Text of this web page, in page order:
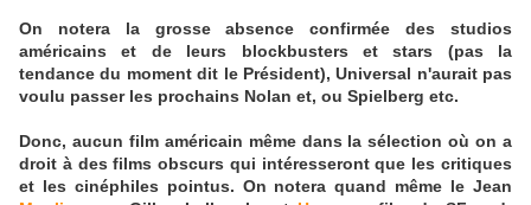
On notera la grosse absence confirmée des studios
américains et de leurs blockbusters et stars (pas la
tendance du moment dit le Président), Universal n'aurait pas
voulu passer les prochains Nolan et, ou Spielberg etc.
Donc, aucun film américain même dans la sélection où on a
droit à des films obscurs qui intéresseront que les critiques
et les cinéphiles pointus. On notera quand même le Jean